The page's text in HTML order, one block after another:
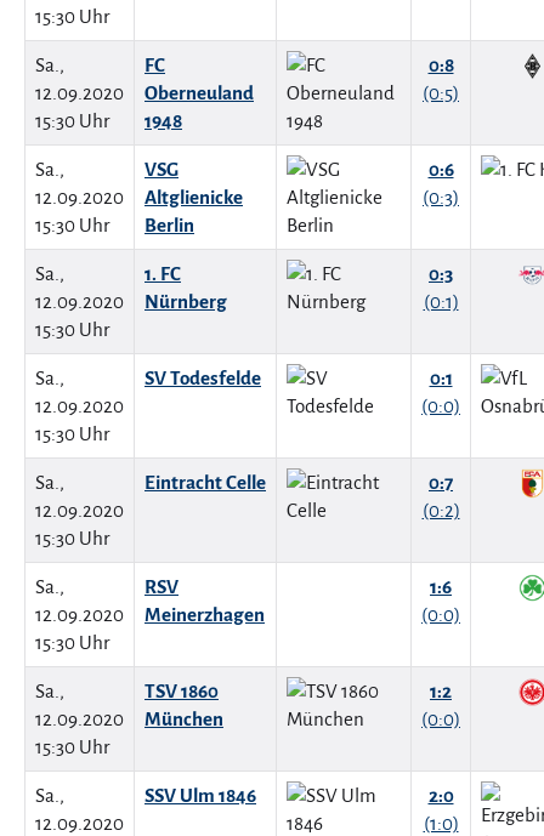
15:30 Uhr
Sa.,
12.09.2020
15:30 Uhr
FC
Oberneuland
1948
0:8
(0:5)
Sa.,
12.09.2020
15:30 Uhr
VSG
Altglienicke
Berlin
0:6
(0:3)
Sa.,
12.09.2020
15:30 Uhr
1. FC
Nürnberg
0:3
(0:1)
Sa.,
12.09.2020
15:30 Uhr
SV Todesfelde
0:1
(0:0)
Sa.,
12.09.2020
15:30 Uhr
Eintracht Celle
0:7
(0:2)
Sa.,
12.09.2020
15:30 Uhr
RSV
Meinerzhagen
1:6
(0:0)
Sa.,
12.09.2020
15:30 Uhr
TSV 1860
München
1:2
(0:0)
Sa.,
12.09.2020
SSV Ulm 1846
2:0
(1:0)